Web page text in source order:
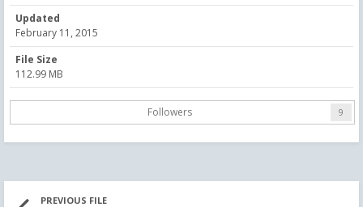
Updated
February 11, 2015
File Size
112.99 MB
Followers 9
PREVIOUS FILE